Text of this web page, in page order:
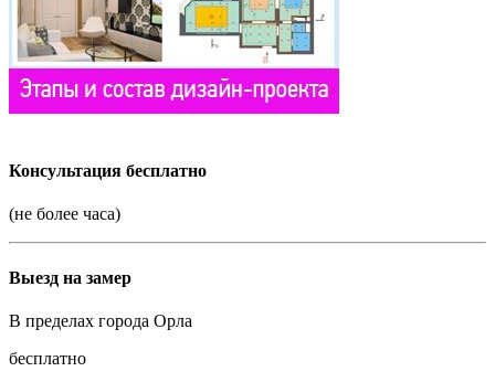
Консультация бесплатно
(не более часа)
Выезд на замер
В пределах города Орла
бесплатно